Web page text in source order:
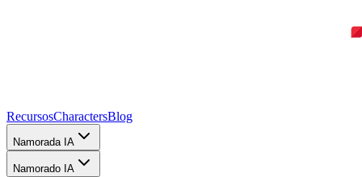
RecursosCharactersBlog
Namorada IA
Namorado IA